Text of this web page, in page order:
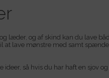
læder, og af skind kan du lave
at lave mønstre med samt
ideer, så hvis du har haft en sjov